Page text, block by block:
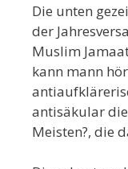
Die unten
der
Muslim
kann mann
antisäkular
Meisten?, die